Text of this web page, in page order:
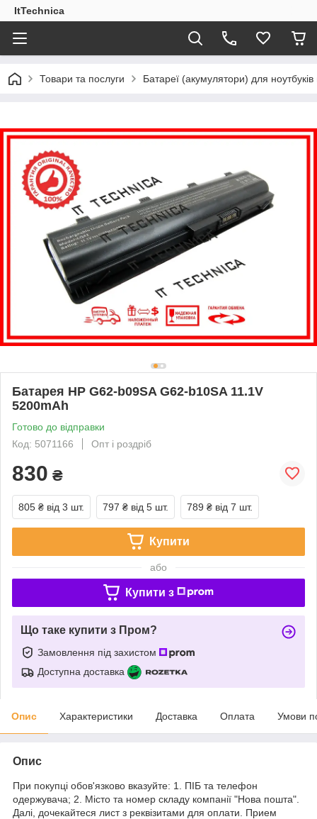
ItTechnica
Товари та послуги Батареї (акумулятори) для
Батарея HP G62-b09SA G62-b10SA 11.1V
5200mAh
Готово до відправки
Код: 5071166
Опт і роздріб
830 ₴
805 ₴ від 3 шт. 797 ₴ від 5 шт. 789 ₴ від 7 шт.
Купити
або
Купити з
Що таке купити з Пром?
Замовлення під захистом
Доступна доставка
Опис Характеристики Доставка Оплата Умови
Опис
При покупці обов'язково вказуйте: 1. ПІБ та телефон
одержувача; 2. Місто та номер складу компанії "Нова пошта".
Далі, дочекайтеся лист з реквізитами для оплати. Прием